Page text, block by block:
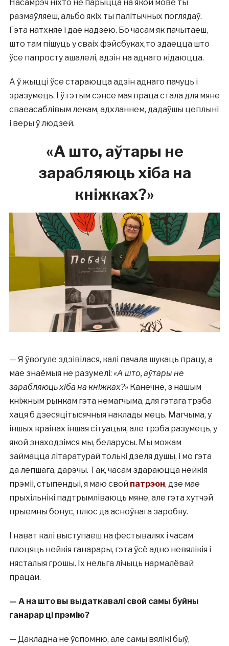
Насамрэч ніхто не парыцца на якой мове ты
размаўляеш, альбо якіх ты палітычных поглядаў.
Гэта натхняе і дае надзею. Бо часам як пачытаеш,
што там пішуць у сваіх фэйсбуках,то здаецца што
ўсе папросту ашалелі, адзін на аднаго кідаюцца.
А ў жыцці ўсе стараюцца адзін аднаго пачуць і
зразумець. І ў гэтым сэнсе мая праца стала для мяне
сваеасаблівым лекам, адхланнем, дадаўшы цеплыні
і веры ў людзей.
«А што, аўтары не
зарабляюць хіба на
кніжках?»
— Я ўвогуле здзівілася, калі пачала шукаць працу, а
мае знаёмыя не разумелі: «А што, аўтары не
зарабляюць хіба на кніжках?» Канечне, з нашым
кніжным рынкам гэта немагчыма, для гэтага трэба
хаця б дзесяцітысячныя наклады мець. Магчыма, у
іншых краінах іншая сітуацыя, але трэба разумець, у
якой знаходзімся мы, беларусы. Мы можам
займацца літаратурай толькі дзеля душы, і мо гэта
да лепшага, дарэчы. Так, часам здараюцца нейкія
прэміі, стыпендыі, я маю свой патрэон, дзе мае
прыхільнікі падтрымліваюць мяне, але гэта хутчэй
прыемны бонус, плюс да асноўнага заробку.
І нават калі выступаеш на фестывалях і часам
плоцяць нейкія ганарары, гэта ўсё адно невялікія і
нясталыя грошы. Іх нельга лічыць нармалёвай
працай.
— А на што вы выдаткавалісвой самы буйны
ганарар ціпрэмію?
— Дакладна не ўспомню, але самы вялікі быў,